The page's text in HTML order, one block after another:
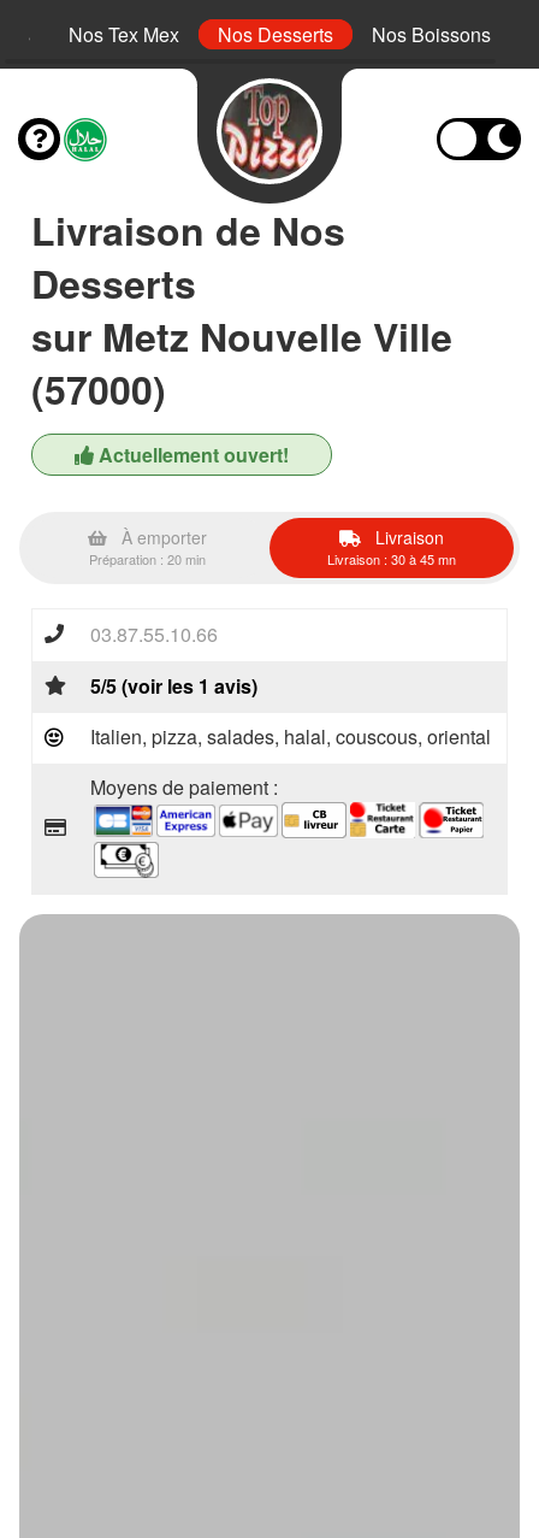
Nos Tex Mex Nos Desserts Nos Boissons
Livraison de Nos
Desserts
sur Metz Nouvelle Ville
(57000)
Actuellement ouvert!
À emporter
Préparation : 20 min
Livraison
Livraison : 30 à 45 mn
03.87.55.10.66
5/5 (voir les 1 avis)
Italien, pizza, salades, halal, couscous, oriental
Moyens de paiement :